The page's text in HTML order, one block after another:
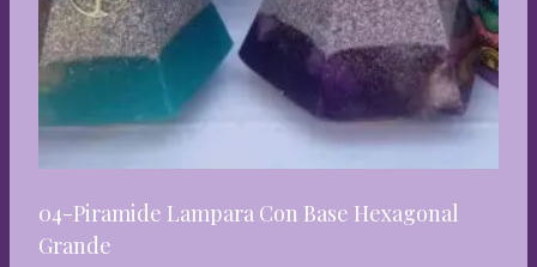
04-Piramide Lampara Con Base Hexagonal
Grande